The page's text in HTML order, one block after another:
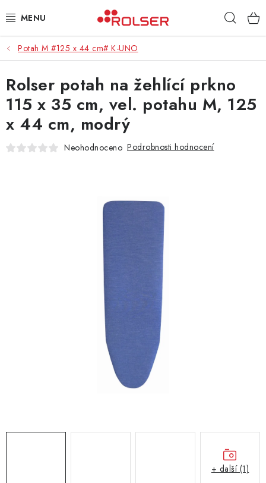
na
TAŠKY NA KOLEČKÁCH
ŽEHLICÍ PRKNA
SCHŮDKY
KLASICKÉ TAŠKY
Obchodní podmínky
Potah M #125 x 44 cm# K-UNO
Rolser potah na žehlící prkno
115 x 35 cm, vel. potahu M, 125
x 44 cm, modrý
Neohodnoceno Podrobnosti hodnocení
+ další (1)